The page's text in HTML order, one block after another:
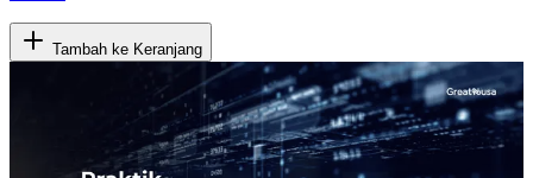
Tambah ke Keranjang